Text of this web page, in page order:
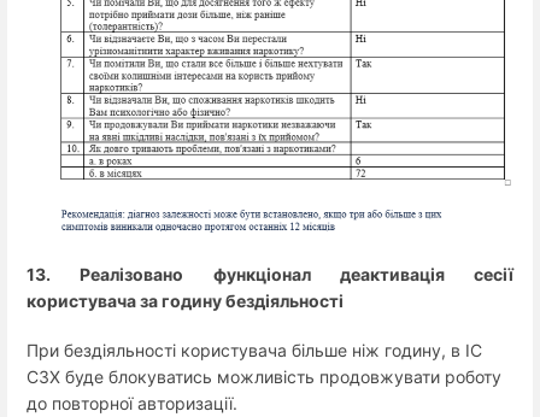
13. Реалізовано функціонал деактивація сесії
користувача за годину бездіяльності
При бездіяльності користувача більше ніж годину, в ІС
СЗХ буде блокуватись можливість продовжувати роботу
до повторної авторизації.